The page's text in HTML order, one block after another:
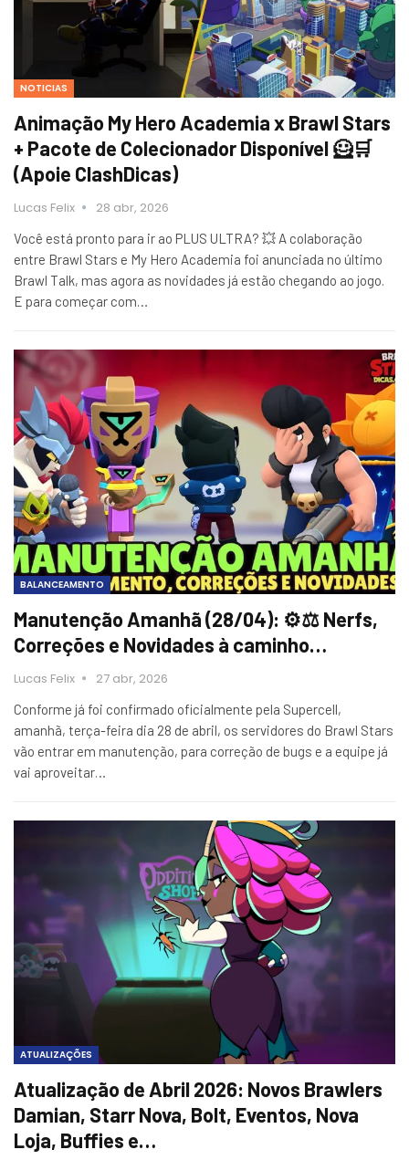
NOTICIAS
Animação My Hero Academia x Brawl Stars
+ Pacote de Colecionador Disponível 🦸🛒
(Apoie ClashDicas)
Lucas Felix 28 abr, 2026
Você está pronto para ir ao PLUS ULTRA? 💥 A colaboração
entre Brawl Stars e My Hero Academia foi anunciada no último
Brawl Talk, mas agora as novidades já estão chegando ao jogo.
E para começar com…
BALANCEAMENTO
Manutenção Amanhã (28/04): ⚙️⚖️ Nerfs,
Correções e Novidades à caminho…
Lucas Felix 27 abr, 2026
Conforme já foi confirmado oficialmente pela Supercell,
amanhã, terça-feira dia 28 de abril, os servidores do Brawl Stars
vão entrar em manutenção, para correção de bugs e a equipe já
vai aproveitar…
ATUALIZAÇÕES
Atualização de Abril 2026: Novos Brawlers
Damian, Starr Nova, Bolt, Eventos, Nova
Loja, Buffies e…